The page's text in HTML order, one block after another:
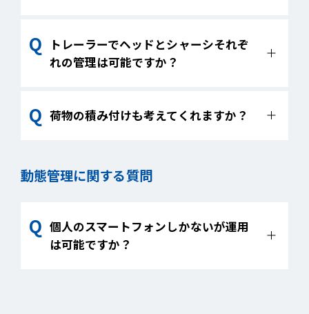
ます。
計算に必要な走行予定距離を出力すること
は可能ですが、別途エクセル等で集計頂く
トレーラーでヘッドとシャーシそれぞ
れの管理は可能ですか？
現状はできません。車両1台単位の配車とな
荷物の積み付けも考えてくれますか？
動態管理に関する質問
個人のスマートフォンしかないが運用
は可能ですか？